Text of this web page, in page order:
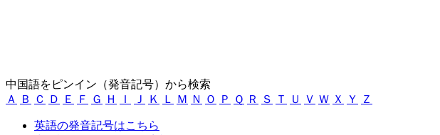
中国語をピンイン（発音記号）から検索
Ａ
Ｂ Ｃ Ｄ Ｅ Ｆ Ｇ Ｈ Ｉ Ｊ Ｋ Ｌ Ｍ Ｎ Ｏ Ｐ Ｑ Ｒ Ｓ Ｔ Ｕ Ｖ Ｗ Ｘ Ｙ Ｚ
英語の発音記号はこちら